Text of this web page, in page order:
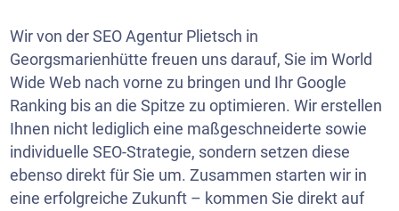
Wir von der SEO Agentur Plietsch in
Georgsmarienhütte freuen uns darauf, Sie im World
Wide Web nach vorne zu bringen und Ihr Google
Ranking bis an die Spitze zu optimieren. Wir erstellen
Ihnen nicht lediglich eine maßgeschneiderte sowie
individuelle SEO-Strategie, sondern setzen diese
ebenso direkt für Sie um. Zusammen starten wir in
eine erfolgreiche Zukunft – kommen Sie direkt auf